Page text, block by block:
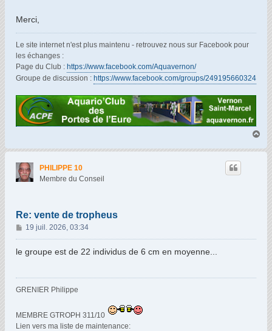
Merci,
Le site internet n'est plus maintenu - retrouvez nous sur Facebook pour
les échanges :
Page du Club : https://www.facebook.com/Aquavernon/
Groupe de discussion : https://www.facebook.com/groups/249195660324
u
PHILIPPE 10
Membre du Conseil
Re: vente de tropheus
M
e
s
g
e
19 juil. 2026, 03:34
le groupe est de 22 individus de 6 cm en moyenne...
GRENIER Philippe
MEMBRE GTROPH 311/10
Lien vers ma liste de maintenance: